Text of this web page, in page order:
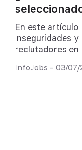
En este artículo
inseguridades
reclutadores en
InfoJobs - 03/07/